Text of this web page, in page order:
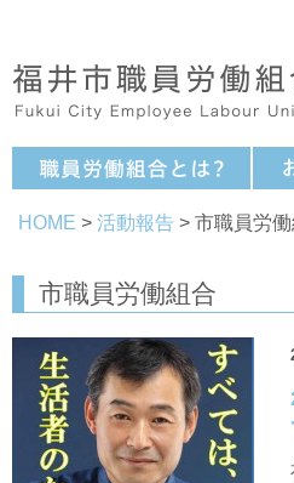
HOME > 活動報告 > 市職員労
市職員労働組合